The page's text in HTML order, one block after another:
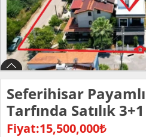
Seferihisar
Tarfında Satılık
Fiyat:15,500,000₺